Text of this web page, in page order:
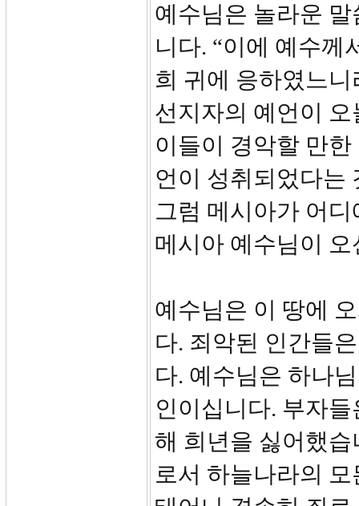
예수님은 놀라운
니다. “이에 예수께
희 귀에 응하였느
선지자의 예언이
이들이 경악할 만
언이 성취되었다는
그럼 메시아가 어
메시아 예수님이
예수님은 이 땅에
다. 죄악된 인간들
다. 예수님은 하나
인이십니다. 부자
해 희년을 싫어했
로서 하늘나라의